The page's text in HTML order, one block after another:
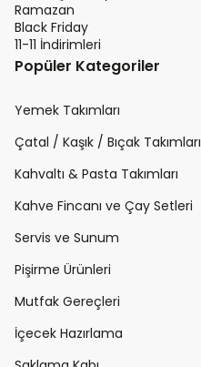
Ramazan
Black Friday
11-11 İndirimleri
Popüler Kategoriler
Yemek Takımları
Çatal / Kaşık / Bıçak Takımları
Kahvaltı & Pasta Takımları
Kahve Fincanı ve Çay Setleri
Servis ve Sunum
Pişirme Ürünleri
Mutfak Gereçleri
İçecek Hazırlama